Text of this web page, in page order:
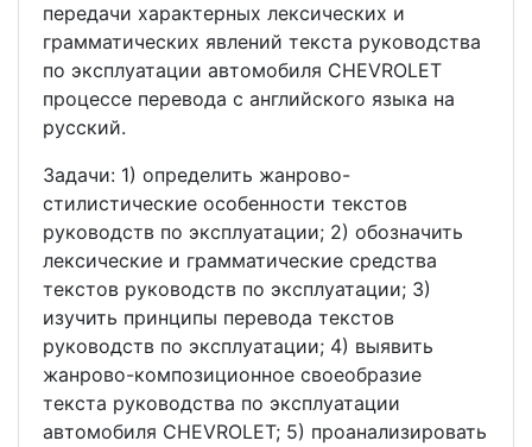
передачи характерных лексических и
грамматических явлений текста руководства
по эксплуатации автомобиля CHEVROLET
процессе перевода с английского языка на
русский.
Задачи: 1) определить жанрово-
стилистические особенности текстов
руководств по эксплуатации; 2) обозначить
лексические и грамматические средства
текстов руководств по эксплуатации; 3)
изучить принципы перевода текстов
руководств по эксплуатации; 4) выявить
жанрово-композиционное своеобразие
текста руководства по эксплуатации
автомобиля CHEVROLET; 5) проанализировать